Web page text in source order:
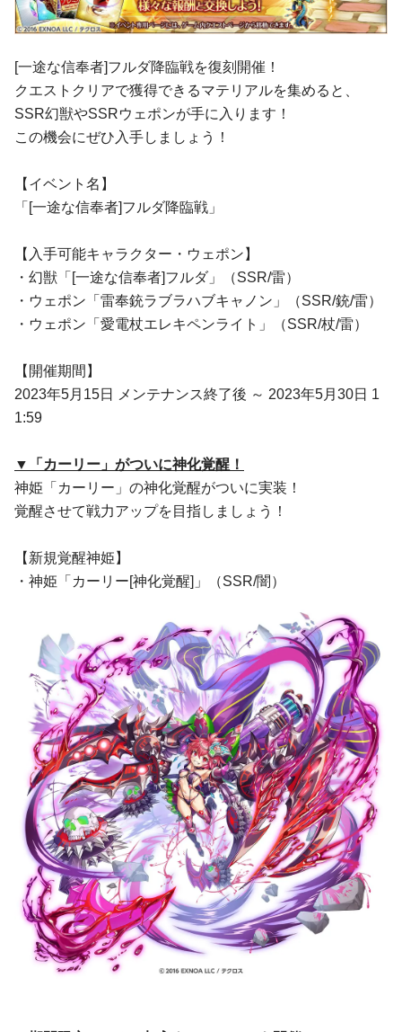
[一途な信奉者]フルダ降臨戦を復刻開催！
クエストクリアで獲得できるマテリアルを集めると、
SSR幻獣やSSRウェポンが手に入ります！
この機会にぜひ入手しましょう！
【イベント名】
「[一途な信奉者]フルダ降臨戦」
【入手可能キャラクター・ウェポン】
・幻獣「[一途な信奉者]フルダ」（SSR/雷）
・ウェポン「雷奉銃ラブラハブキャノン」（SSR/銃/雷）
・ウェポン「愛電杖エレキペンライト」（SSR/杖/雷）
【開催期間】
2023年5月15日 メンテナンス終了後 ～ 2023年5月30日 1
1:59
▼「カーリー」がついに神化覚醒！
神姫「カーリー」の神化覚醒がついに実装！
覚醒させて戦力アップを目指しましょう！
【新規覚醒神姫】
・神姫「カーリー[神化覚醒]」（SSR/闇）